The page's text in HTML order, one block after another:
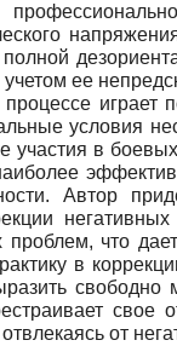
ее
играет
условия
участия в
Автор
что
в
от